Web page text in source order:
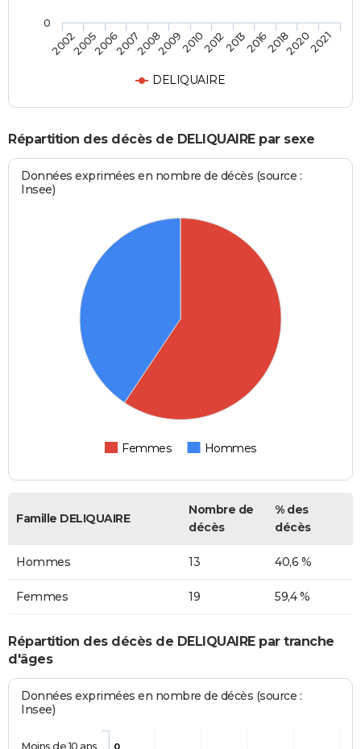
DELIQUAIRE
2002200520062007200820092010201220132016201820202021
0
Répartition des décès de DELIQUAIRE par sexe
Données exprimées en nombre de décès (source :
Insee)
Femmes Hommes
Famille DELIQUAIRE
Nombre de
décès
% des
décès
Hommes 13 40,6 %
Femmes 19 59,4 %
Répartition des décès de DELIQUAIRE par tranche
d'âges
Données exprimées en nombre de décès (source :
Insee)
0
Moins de 10 ans